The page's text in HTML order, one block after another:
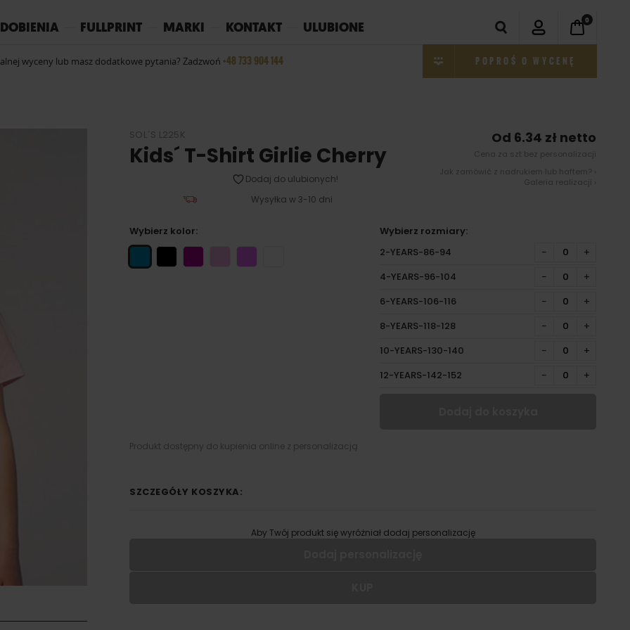
FULLPRINT MARKI KONTAKT ULUBIONE
wyceny lub masz dodatkowe pytania? Zadzwoń +48 733 904 144
0
POPROŚ O WYCENĘ
SOL´S L225K
Kids´ T-Shirt Girlie Cherry
Dodaj do ulubionych!
Wysyłka w 3-10 dni
Od 6.34 zł netto
Cena za szt bez personalizacji
Jak zamówić z nadrukiem lub haftem? ›
Galeria realizacji ›
Wybierz kolor:
Wybierz rozmiary:
2-YEARS-86-94
− +
4-YEARS-96-104 − +
6-YEARS-106-116 − +
8-YEARS-118-128 − +
10-YEARS-130-140 − +
12-YEARS-142-152 − +
Produkt dostępny do kupienia online z personalizacją
SZCZEGÓŁY KOSZYKA:
Aby Twój produkt się wyróżniał dodaj personalizację